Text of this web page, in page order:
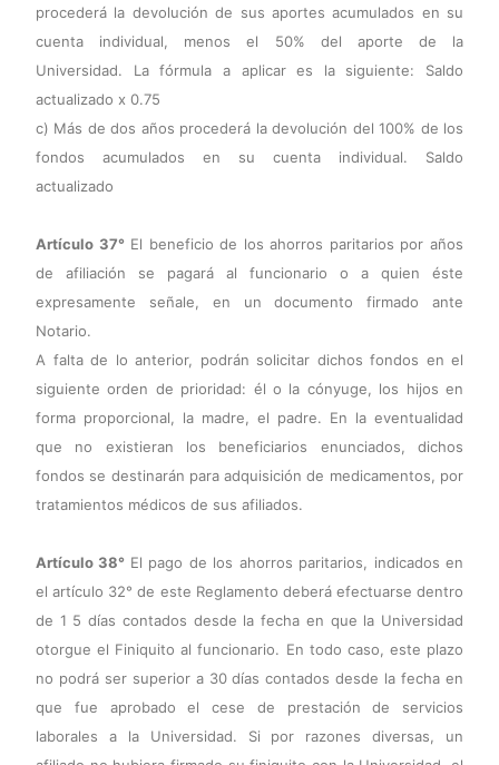
procederá la devolución de sus aportes acumulados en su
cuenta individual, menos el 50% del aporte de la
Universidad. La fórmula a aplicar es la siguiente: Saldo
actualizado x 0.75
c) Más de dos años procederá la devolución del 100% de los
fondos acumulados en su cuenta individual. Saldo
actualizado
Artículo 37°El beneficio de los ahorros paritarios por años
de afiliación se pagará al funcionario o a quien éste
expresamente señale, en un documento firmado ante
Notario.
A falta de lo anterior, podrán solicitar dichos fondos en el
siguiente orden de prioridad: él o la cónyuge, los hijos en
forma proporcional, la madre, el padre. En la eventualidad
que no existieran los beneficiarios enunciados, dichos
fondos se destinarán para adquisición de medicamentos, por
tratamientos médicos de sus afiliados.
Artículo 38° El pago de los ahorros paritarios, indicados en
el artículo 32° de este Reglamento deberá efectuarse dentro
de 1 5 días contados desde la fecha en que la Universidad
otorgue el Finiquito al funcionario. En todo caso, este plazo
no podrá ser superior a 30 días contados desde la fecha en
que fue aprobado el cese de prestación de servicios
laborales a la Universidad. Si por razones diversas, un